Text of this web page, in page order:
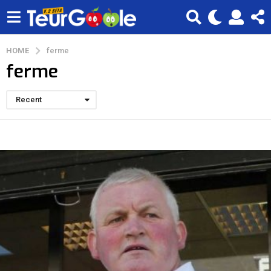
HOME ferme
ferme
Recent